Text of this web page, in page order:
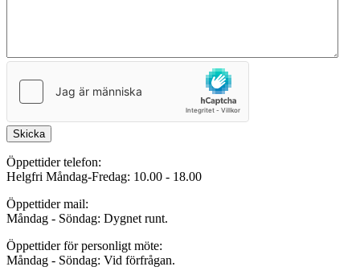
Skicka
Öppettider telefon:
Helgfri Måndag-Fredag: 10.00 - 18.00
Öppettider mail:
Måndag - Söndag: Dygnet runt.
Öppettider för personligt möte:
Måndag - Söndag: Vid förfrågan.